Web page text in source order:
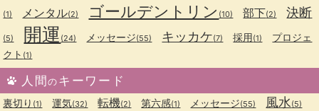
(1) メンタル(2) ゴールデントリン (10) 部下(2) 決断
(5) 開運 (24) メッセージ(55) キッカケ(7) 採用(1)
プロジェ
クト (1)
人間のキーワード
裏切り (1) 運気(32) 転機(2) 第六感(1) メッセージ(55) 風水(5)